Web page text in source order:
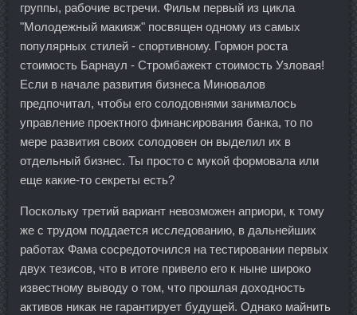
группы, рабочие встречи. Фильм первый из цикла
"Молодежный макияж" посвящен одному из самых
популярных стилей - спортивному. Гормон роста
стоимость Барнаул - Стромбажект стоимость Узловая!
Если в начале развития бизнеса Миновалов
предпочитал, чтобы его солодовнями занималось
управление проектного финансирования банка, то по
мере развития своих солодовен он выделил их в
отдельный бизнес. Ты просто с мукой формовала или
еще какие-то секреты есть?
Поскольку третий вариант невозможен априори, к тому
же с трудом поддается исследованию, в дальнейших
работах Фама сосредоточился на тестировании первых
двух тезисов, что в итоге привело его к ныне широко
известному выводу о том, что прошлая доходность
активов никак не гарантирует будущей. Однако майнить